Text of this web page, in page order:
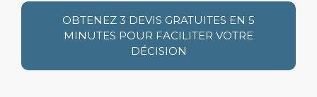
OBTENEZ 3 DEVIS GRATUITES EN 5
MINUTES POUR FACILITER VOTRE
DÉCISION